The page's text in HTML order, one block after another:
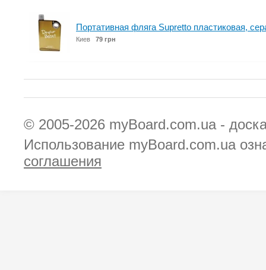
Портативная фляга Supretto пластиковая,
Киев 79 грн
© 2005-2026 myBoard.com.ua -
Использование myBoard.com.ua
соглашения